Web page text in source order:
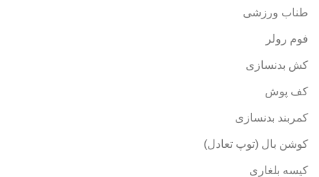
طناب ورزشی
فوم رولر
کش بدنسازی
کف پوش
کمربند بدنسازی
کوشن بال (توپ تعادل)
کیسه بلغاری